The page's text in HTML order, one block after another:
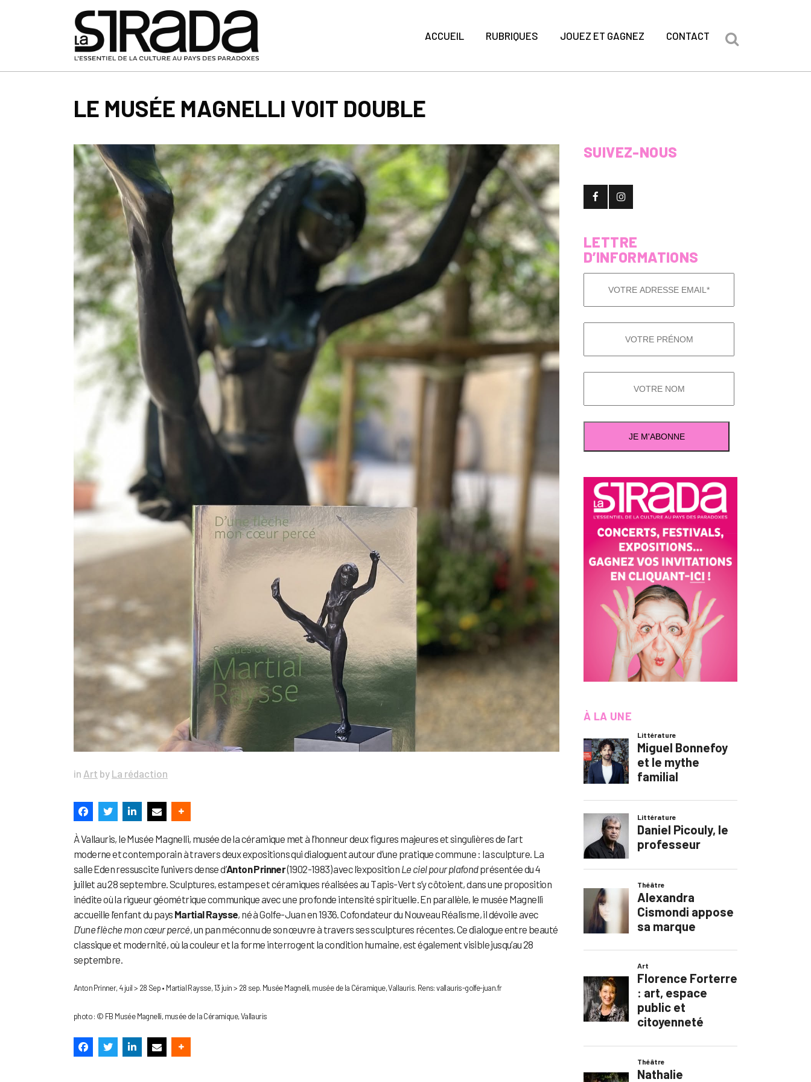
ACCUEIL RUBRIQUES JOUEZ ET GAGNEZ CONTACT
LE MUSÉE MAGNELLI VOIT DOUBLE
in Art by La rédaction
À Vallauris, le Musée Magnelli, musée de la céramique met à l’honneur deux figures majeures et singulières de l’art
moderne et contemporain à travers deux expositions qui dialoguent autour d’une pratique commune : la sculpture. La
salle Eden ressuscite l’univers dense d’Anton Prinner(1902-1983) avec l’exposition Le ciel pour plafondprésentée du 4
juillet au 28 septembre. Sculptures, estampes et céramiques réalisées au Tapis-Vert s’y côtoient, dans une proposition
inédite où la rigueur géométrique communique avec une profonde intensité spirituelle. En parallèle, le musée Magnelli
accueille l’enfant du pays Martial Raysse, né à Golfe-Juan en 1936. Cofondateur du Nouveau Réalisme, il dévoile avec
D’une flèche mon cœur percé, un pan méconnu de son œuvre à travers ses sculptures récentes. Ce dialogue entre beauté
classique et modernité, où la couleur et la forme interrogent la condition humaine, est également visible jusqu’au 28
septembre.
Anton Prinner, 4 juil > 28 Sep • Martial Raysse, 13 juin > 28 sep. Musée Magnelli, musée de la Céramique, Vallauris. Rens: vallauris-golfe-juan.fr
photo : © FB Musée Magnelli, musée de la Céramique, Vallauris
SUIVEZ-NOUS
LETTRE
D’INFORMATIONS
À LA UNE